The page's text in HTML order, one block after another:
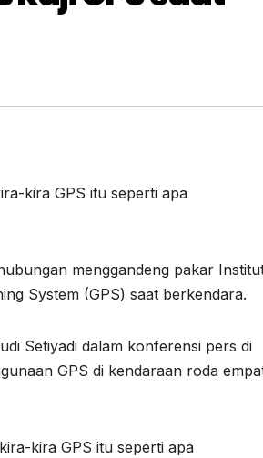
kira GPS itu seperti apa
menggandeng pakar
System (GPS) saat berkendara.
Setiyadi dalam konferensi pers di
GPS di kendaraan roda
kira GPS itu seperti apa